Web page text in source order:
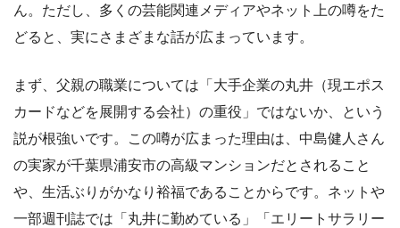
ん。ただし、多くの芸能関連メディアやネット上の噂をた
どると、実にさまざまな話が広まっています。
まず、父親の職業については「大手企業の丸井（現エポス
カードなどを展開する会社）の重役」ではないか、という
説が根強いです。この噂が広まった理由は、中島健人さん
の実家が千葉県浦安市の高級マンションだとされること
や、生活ぶりがかなり裕福であることからです。ネットや
一部週刊誌では「丸井に勤めている」「エリートサラリー